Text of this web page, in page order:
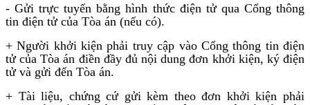
- Gửi trực tuyến bằng hình thức điện tử qua Cổng thông
tin điện tử của Tòa án (nếu có).
+ Người khởi kiện phải truy cập vào Cổng thông tin điện
tử của Tòa án điền đầy đủ nội dung đơn khởi kiện, ký điện
tử và gửi đến Tòa án.
+ Tài liệu, chứng cứ gửi kèm theo đơn khởi kiện phải